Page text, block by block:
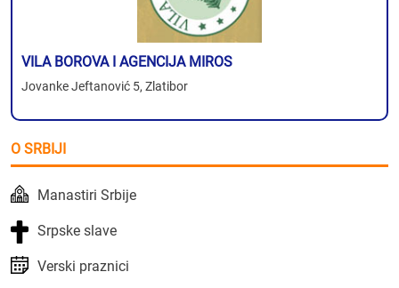
VILA BOROVA I AGENCIJA MIROS
Jovanke Jeftanović 5, Zlatibor
O SRBIJI
Manastiri Srbije
Srpske slave
Verski praznici